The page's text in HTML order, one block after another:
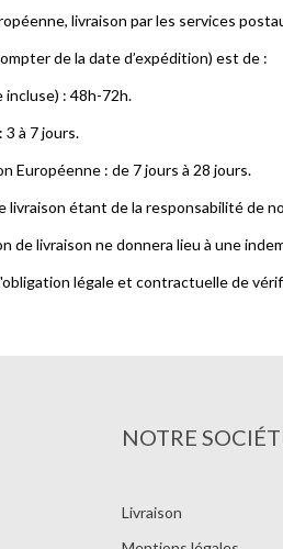
livraison par les services
de la date d’expédition) est de :
incluse) : 48h-72h.
3 à 7 jours.
Européenne : de 7 jours à 28 jours.
livraison étant de la responsabilité de
livraison ne donnera lieu à une
légale et contractuelle de
NOTRE
Livraison